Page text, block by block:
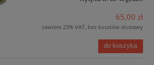
65,00 zł
zawiera 23% VAT, bez kosztów dostawy
do koszyka